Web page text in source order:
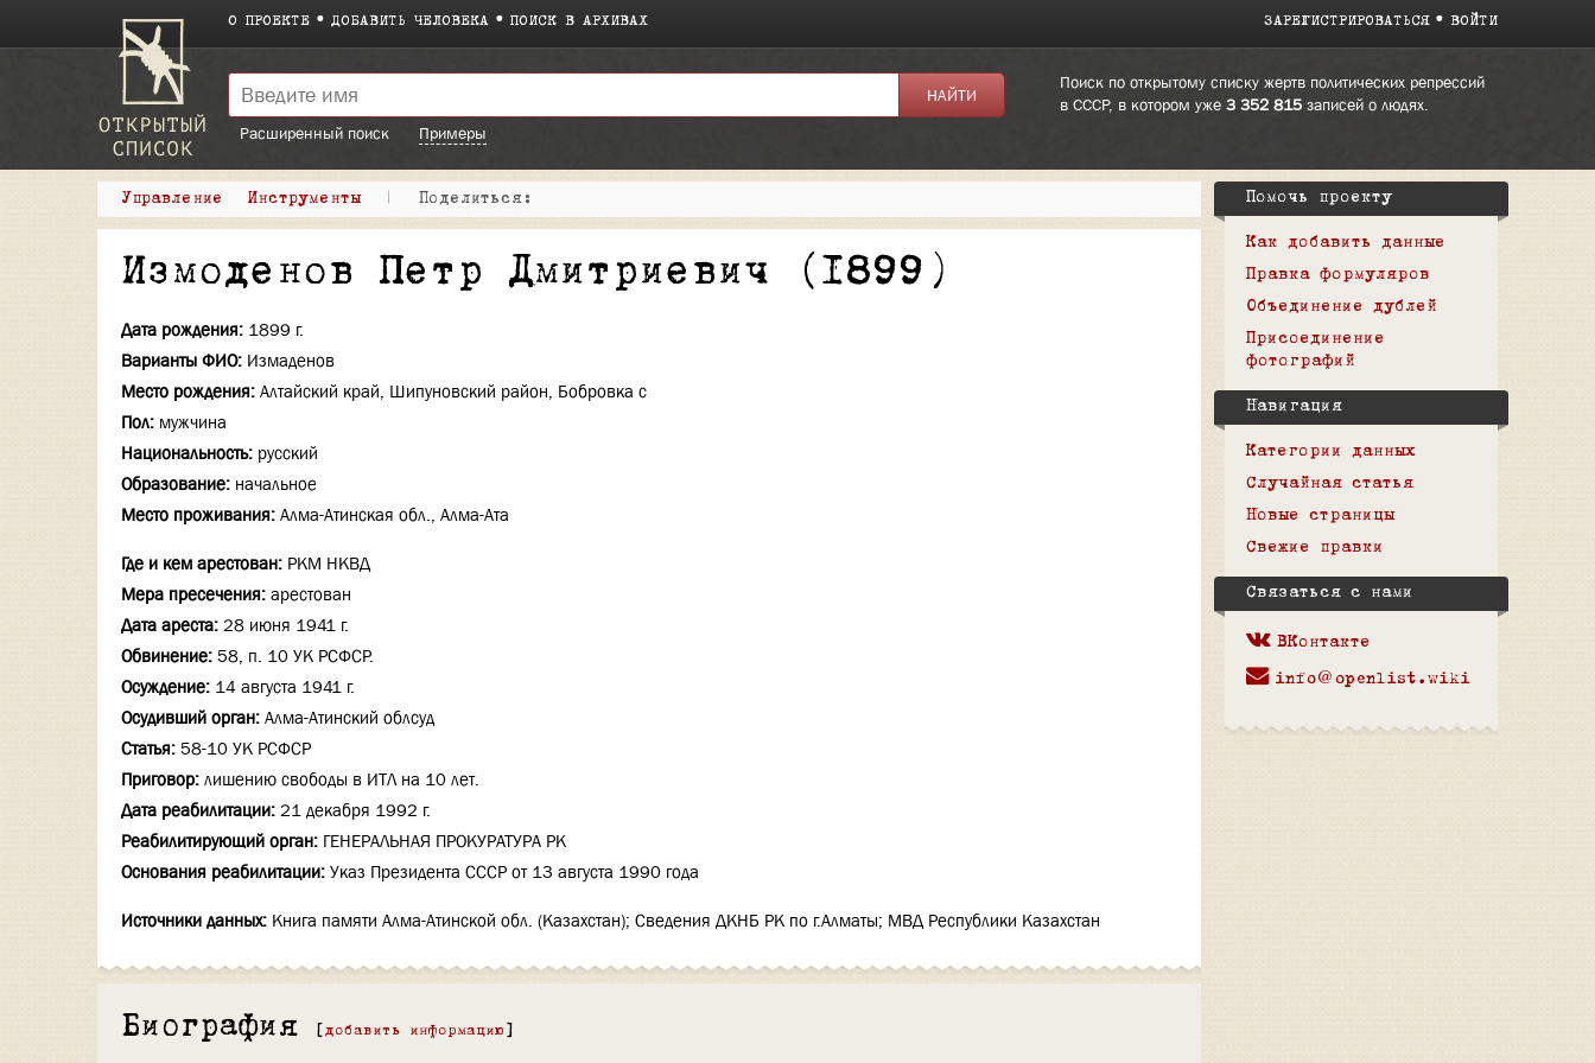
О ПРОЕКТЕ ДОБАВИТЬ ЧЕЛОВЕКА ПОИСК В АРХИВАХ ЗАРЕГИСТРИРОВАТЬСЯ ВОЙТИ
Поиск по открытому списку жертв политических репрессий
в СССР, в котором уже 3 352 815записей о людях.
Расширенный поиск
Примеры
Управление Инструменты | Поделиться:
Измоденов Петр Дмитриевич (1899)
Дата рождения: 1899 г.
Варианты ФИО: Измаденов
Место рождения: Алтайский край, Шипуновский район, Бобровка с
Пол: мужчина
Национальность: русский
Образование: начальное
Место проживания: Алма-Атинская обл., Алма-Ата
Где и кем арестован: РКМ НКВД
Мера пресечения: арестован
Дата ареста: 28 июня 1941 г.
Обвинение: 58, п. 10 УК РСФСР.
Осуждение: 14 августа 1941 г.
Осудивший орган: Алма-Атинский облсуд
Статья: 58-10 УК РСФСР
Приговор: лишению свободы в ИТЛ на 10 лет.
Дата реабилитации: 21 декабря 1992 г.
Реабилитирующий орган: ГЕНЕРАЛЬНАЯ ПРОКУРАТУРА РК
Основания реабилитации: Указ Президента СССР от 13 августа 1990 года
Источники данных: Книга памяти Алма-Атинской обл. (Казахстан); Сведения ДКНБ РК по г.Алматы; МВД Республики Казахстан
Биография [ добавить информацию ]
Помочь проекту
Как добавить данные
Правка формуляров
Объединение дублей
Присоединение
фотографий
Навигация
Категории данных
Случайная статья
Новые страницы
Свежие правки
Связаться с нами
ВКонтакте
info@openlist.wiki